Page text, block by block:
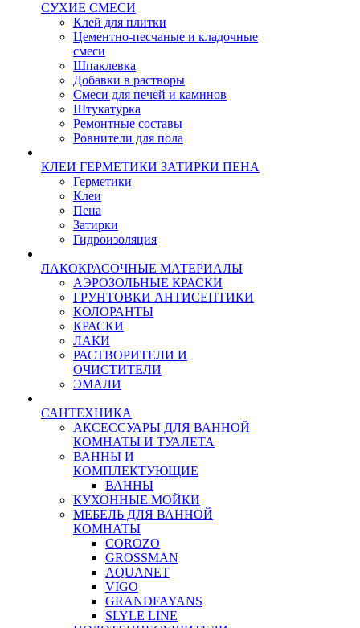
СУХИЕ СМЕСИ
Клей для плитки
Цементно-песчаные и кладочные
смеси
Шпаклевка
Добавки в растворы
Смеси для печей и каминов
Штукатурка
Ремонтные составы
Ровнители для пола
КЛЕИ ГЕРМЕТИКИ ЗАТИРКИ ПЕНА
Герметики
Клеи
Пена
Затирки
Гидроизоляция
ЛАКОКРАСОЧНЫЕ МАТЕРИАЛЫ
АЭРОЗОЛЬНЫЕ КРАСКИ
ГРУНТОВКИ АНТИСЕПТИКИ
КОЛОРАНТЫ
КРАСКИ
ЛАКИ
РАСТВОРИТЕЛИ И
ОЧИСТИТЕЛИ
ЭМАЛИ
САНТЕХНИКА
АКСЕССУАРЫ ДЛЯ ВАННОЙ
КОМНАТЫ И ТУАЛЕТА
ВАННЫ И
КОМПЛЕКТУЮЩИЕ
ВАННЫ
КУХОННЫЕ МОЙКИ
МЕБЕЛЬ ДЛЯ ВАННОЙ
КОМНАТЫ
COROZO
GROSSMAN
AQUANET
VIGO
GRANDFAYANS
SLYLE LINE